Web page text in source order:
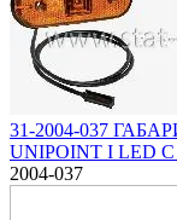
31-2004-037
UNIPOINT I LED
2004-037